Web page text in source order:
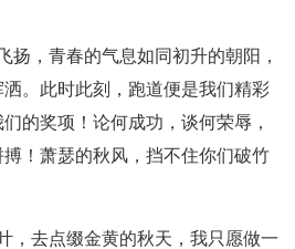
扬，青春的气息如同初升的朝阳，
。此时此刻，跑道便是我们精彩
的奖项！论何成功，谈何荣辱，
！萧瑟的秋风，挡不住你们破竹
，去点缀金黄的秋天，我只愿做一